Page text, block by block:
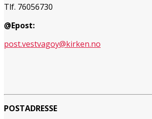
Tlf. 76056730
@Epost:
post.vestvagoy@kirken.no
POSTADRESSE